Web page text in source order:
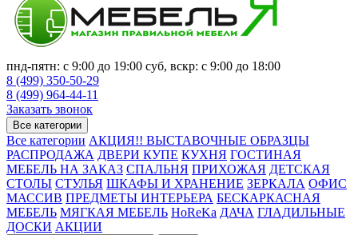
пнд-пятн: с 9:00 до 19:00 суб, вскр: с 9:00 до 18:00
8 (499) 350-50-29
8 (499) 964-44-11
Заказать звонок
Все категории
Все категории АКЦИЯ!! ВЫСТАВОЧНЫЕ ОБРАЗЦЫ
РАСПРОДАЖА ДВЕРИ КУПЕ КУХНЯ ГОСТИНАЯ
МЕБЕЛЬ НА ЗАКАЗ СПАЛЬНЯ ПРИХОЖАЯ ДЕТСКАЯ
СТОЛЫ СТУЛЬЯ ШКАФЫ И ХРАНЕНИЕ ЗЕРКАЛА ОФИС
МАССИВ ПРЕДМЕТЫ ИНТЕРЬЕРА БЕСКАРКАСНАЯ
МЕБЕЛЬ МЯГКАЯ МЕБЕЛЬ HoReKa ДАЧА ГЛАДИЛЬНЫЕ
ДОСКИ АКЦИИ